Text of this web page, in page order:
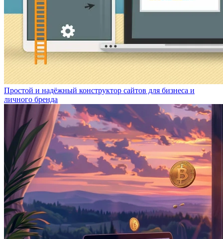
Простой и надёжный конструктор сайтов для бизнеса и
личного бренда